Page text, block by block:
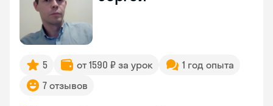
5 от 1590 ₽ за урок
1 год опыта
7 отзывов